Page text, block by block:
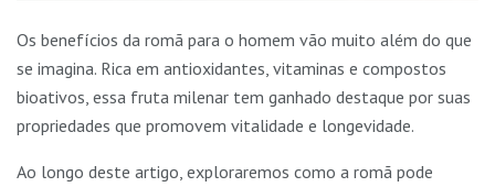
Os benefícios da romã para o homem vão muito além do que
se imagina. Rica em antioxidantes, vitaminas e compostos
bioativos, essa fruta milenar tem ganhado destaque por suas
propriedades que promovem vitalidade e longevidade.
Ao longo deste artigo, exploraremos como a romã pode